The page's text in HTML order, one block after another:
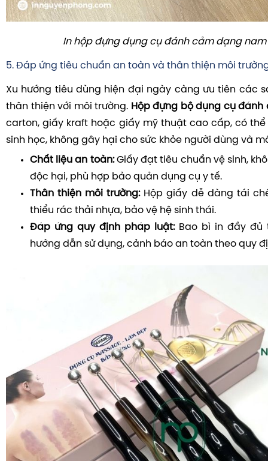
In hộp đựng dụng cụ đánh cảm dạng
5. Đáp ứng tiêu chuẩn an toàn và thân thiện môi
Xu hướng tiêu dùng hiện đại ngày càng ưu tiên các
thân thiện với môi trường. Hộp đựng bộ dụng cụ đánh
carton, giấy kraft hoặc giấy mỹ thuật cao cấp, có
sinh học, không gây hại cho sức khỏe người dùng và
Chất liệu an toàn:Giấy đạt tiêu chuẩn vệ sinh,
độc hại, phù hợp bảo quản dụng cụ y tế.
Thân thiện môi trường:Hộp giấy dễ dàng tái
thiểu rác thải nhựa, bảo vệ hệ sinh thái.
Đáp ứng quy định pháp luật:Bao bì in đầy đủ
hướng dẫn sử dụng, cảnh báo an toàn theo quy